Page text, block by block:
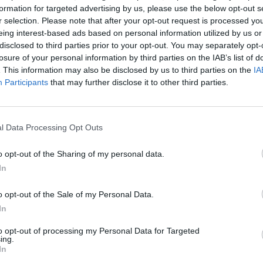
for targeted advertising by us, please use the below opt-out
selection. Please note that after your opt-out request is processed
interest-based ads based on personal information utilized by us
to third parties prior to your opt-out. You may separately
of your personal information by third parties on the IAB’s list of
This information may also be disclosed by us to third parties on the
Participants that may further disclose it to other third parties.
Data Processing Opt Outs
opt-out of the Sharing of my personal data.
opt-out of the Sale of my Personal Data.
opt-out of processing my Personal Data for Targeted
bejelentette, hogy megvásárolja a durchblicker
ár-összehasonlító portálját. A cégcsoport
Szlovákia és Litvánia mellett Ausztriára is
korábbi befektetőitől, valamint a két alapítótól, Reinhold
alapított durchblicker sikeres start-up vállalkozásból vált egy
portfolio.hu hírarchívumához tartozik, melynek olvasása